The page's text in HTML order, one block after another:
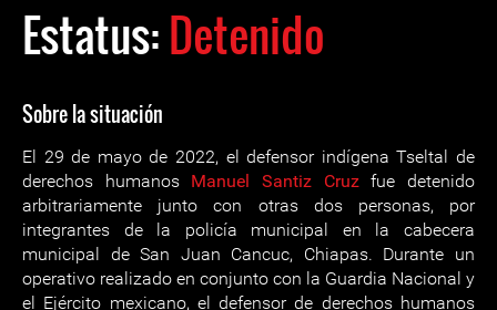
Estatus:Detenido
Sobre la situación
El 29 de mayo de 2022, el defensor indígena Tseltal de
derechos humanos Manuel Santiz Cruzfue detenido
arbitrariamente junto con otras dos personas, por
integrantes de la policía municipal en la cabecera
municipal de San Juan Cancuc, Chiapas. Durante un
operativo realizado en conjunto con la Guardia Nacional y
el Ejército mexicano, el defensor de derechos humanos